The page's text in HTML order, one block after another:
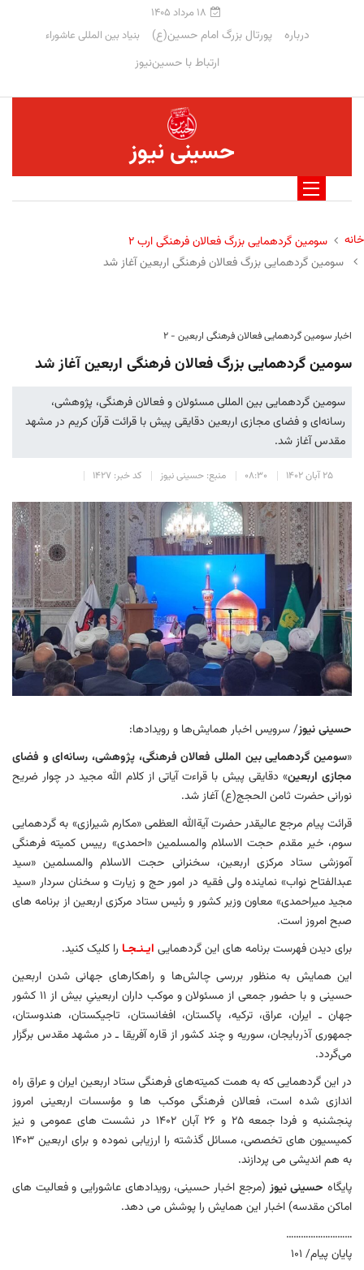
۱۸ مرداد ۱۴۰۵
درباره پورتال بزرگ امام حسین(ع) بنیاد بین المللی عاشوراء
ارتباط با حسین‌نیوز
حسینی نیوز
خانه
سومین گردهمایی بزرگ فعالان فرهنگی ارب ۲
سومین گردهمایی بزرگ فعالان فرهنگی اربعین آغاز شد
اخبار سومین گردهمایی فعالان فرهنگی اربعین - ۲
سومین گردهمایی بزرگ فعالان فرهنگی اربعین آغاز شد
سومین گردهمایی بین المللی مسئولان و فعالان فرهنگی، پژوهشی،
رسانه‌ای و فضای مجازی اربعین دقایقی پیش با قرائت قرآن کریم در مشهد
مقدس آغاز شد.
۲۵ آبان ۱۴۰۲ ۰۸:۳۰ منبع: حسینی نیوز کد خبر: ۱۴۲۷
حسینی نیوز/ سرویس اخبار همایش‌ها و رویدادها:
«سومین گردهمایی بین المللی فعالان فرهنگی، پژوهشی، رسانه‌ای و فضای
مجازی اربعین» دقایقی پیش با قراءت آیاتی از کلام الله مجید در چوار ضریح
نورانی حضرت ثامن الحجج(ع) آغاز شد.
قرائت پیام مرجع عالیقدر حضرت آیةالله العظمی «مکارم شیرازی» به گردهمایی
سوم، خیر مقدم حجت الاسلام والمسلمین «احمدی» رییس کمیته فرهنگی
آموزشی ستاد مرکزی اربعین، سخنرانی حجت الاسلام والمسلمین «سید
عبدالفتاح نواب» نماینده ولی فقیه در امور حج و زیارت و سخنان سردار «سید
مجید میراحمدی» معاون وزیر کشور و رئیس ستاد مرکزی اربعین از برنامه های
صبح امروز است.
برای دیدن فهرست برنامه های این گردهمایی ایـنـجـا را کلیک کنید.
این همایش به منظور بررسی چالش‌ها و راهکارهای جهانی شدن اربعین
حسینی و با حضور جمعی از مسئولان و موکب داران اربعینیِ بیش از ۱۱ کشور
جهان ـ ایران، عراق، ترکیه، پاکستان، افغانستان، تاجیکستان، هندوستان،
جمهوری آذربایجان، سوریه و چند کشور از قاره آفریقا ـ در مشهد مقدس برگزار
می‌گردد.
در این گردهمایی که به همت کمیته‌های فرهنگی ستاد اربعین ایران و عراق راه
اندازی شده است، فعالان فرهنگی موکب ها و مؤسسات اربعینی امروز
پنجشنبه و فردا جمعه ۲۵ و ۲۶ آبان ۱۴۰۲ در نشست های عمومی و نیز
کمیسیون های تخصصی، مسائل گذشته را ارزیابی نموده و برای اربعین ۱۴۰۳
به هم اندیشی می پردازند.
پایگاه حسینی نیوز(مرجع اخبار حسینی، رویدادهای عاشورایی و فعالیت های
اماکن مقدسه) اخبار این همایش‌ را پوشش می دهد.
………………………
پایان پیام/ ۱۰۱